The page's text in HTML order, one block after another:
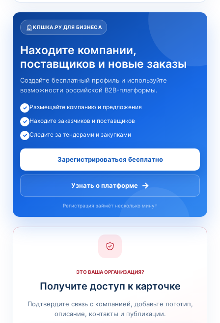
КПШКА.РУ ДЛЯ БИЗНЕСА
Находите компании,
поставщиков и новые заказы
Создайте бесплатный профиль и используйте
возможности российской B2B-платформы.
✓ Размещайте компанию и предложения
✓ Находите заказчиков и поставщиков
✓ Следите за тендерами и закупками
Зарегистрироваться бесплатно
Узнать о платформе →
Регистрация займёт несколько минут
ЭТО ВАША ОРГАНИЗАЦИЯ?
Получите доступ к карточке
Подтвердите связь с компанией, добавьте логотип,
описание, контакты и публикации.